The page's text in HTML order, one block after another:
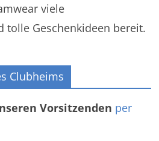
viele
tolle Geschenkideen bereit.
Clubheims
Vorsitzenden per